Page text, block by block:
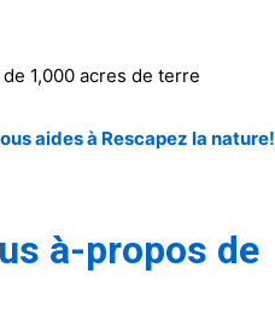
1,000 acres de terre
aides à Rescapez la nature!
à-propos de